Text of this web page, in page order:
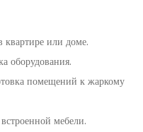
или доме.
оборудования.
помещений к жаркому
мебели.